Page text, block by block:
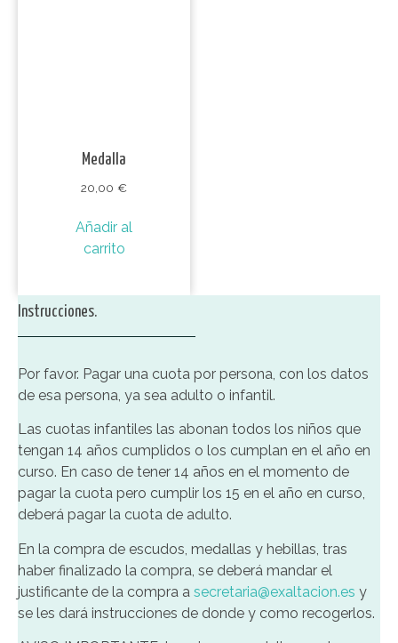
Medalla
20,00 €
Añadir al
carrito
Instrucciones.
Por favor. Pagar una cuota por persona, con los datos
de esa persona, ya sea adulto o infantil.
Las cuotas infantiles las abonan todos los niños que
tengan 14 años cumplidos o los cumplan en el año en
curso. En caso de tener 14 años en el momento de
pagar la cuota pero cumplir los 15 en el año en curso,
deberá pagar la cuota de adulto.
En la compra de escudos, medallas y hebillas, tras
haber finalizado la compra, se deberá mandar el
justificante de la compra a secretaria@exaltacion.es y
se les dará instrucciones de donde y como recogerlos.